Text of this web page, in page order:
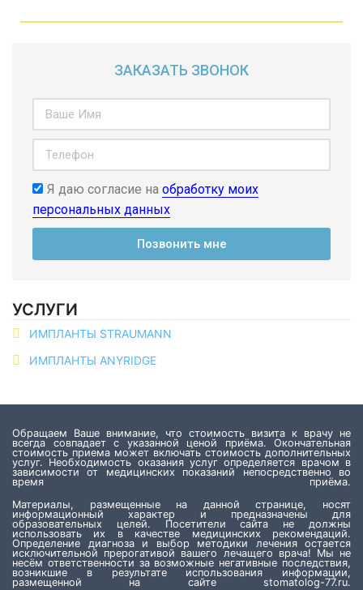
ЗАКАЗАТЬ ЗВОНОК
Я даю согласие на обработку моих
персональных данных
Позвонить мне
УСЛУГИ
ИМПЛАНТЫ STRAUMANN
ИМПЛАНТЫ ANYRIDGE
Обращаем Ваше внимание, что стоимость визита к врачу не
всегда совпадает с указанной ценой приёма. Окончательная
стоимость приема может включать стоимость дополнительных
услуг. Необходимость оказания услуг определяется врачом в
зависимости от медицинских показаний непосредственно во
время приёма.
Материалы, размещенные на данной странице, носят
информационный характер и предназначены для
образовательных целей. Посетители сайта не должны
использовать их в качестве медицинских рекомендаций.
Определение диагноза и выбор методики лечения остается
исключительной прерогативой вашего лечащего врача! Мы не
несём ответственности за возможные негативные последствия,
возникшие в результате использования информации,
размещенной на сайте stomatolog-77.ru.